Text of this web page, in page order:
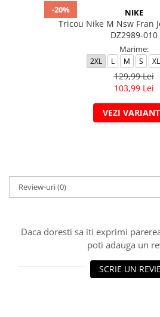
-20% NIKE
Tricou Nike M Nsw Fran
DZ2989-010
Marime:
2XL L M S XL
129,99 Lei
103,99 Lei
VEZI
Review-uri(0)
Daca doresti sa iti exprimi
poti adauga un
SCRIE UN